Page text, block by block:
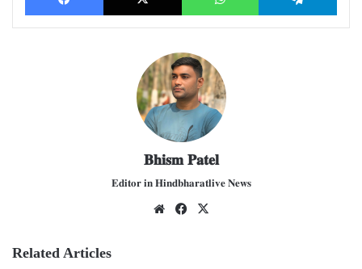
𝐁𝐡𝐢𝐬𝐦 𝐏𝐚𝐭𝐞𝐥
𝐄𝐝𝐢𝐭𝐨𝐫 𝐢𝐧 𝐇𝐢𝐧𝐝𝐛𝐡𝐚𝐫𝐚𝐭𝐥𝐢𝐯𝐞 𝐍𝐞𝐰𝐬
We
Fac
Related Articles